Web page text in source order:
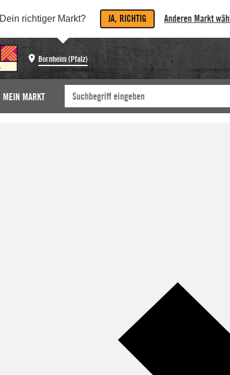
Dein richtiger Markt? JA, RICHTIG Anderen Markt
Bornheim (Pfalz)
MEIN MARKT